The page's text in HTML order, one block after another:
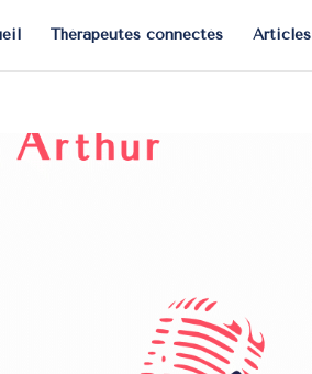
Thérapeutes connectés Articles